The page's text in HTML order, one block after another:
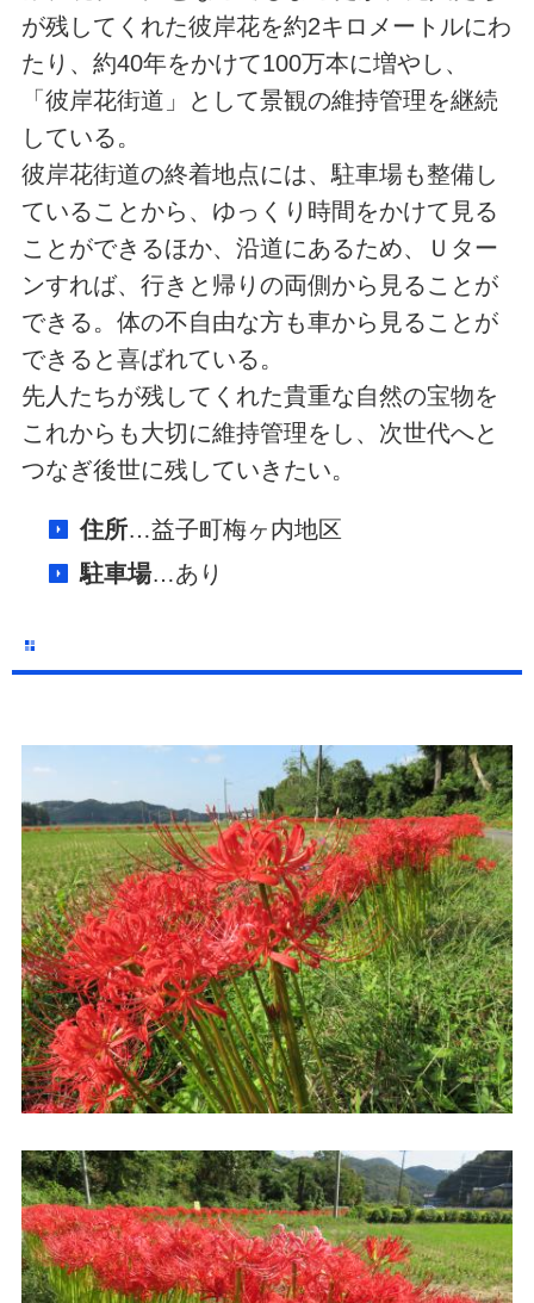
が残してくれた彼岸花を約2キロメートルにわ
たり、約40年をかけて100万本に増やし、
「彼岸花街道」として景観の維持管理を継続
している。
彼岸花街道の終着地点には、駐車場も整備し
ていることから、ゆっくり時間をかけて見る
ことができるほか、沿道にあるため、Ｕター
ンすれば、行きと帰りの両側から見ることが
できる。体の不自由な方も車から見ることが
できると喜ばれている。
先人たちが残してくれた貴重な自然の宝物を
これからも大切に維持管理をし、次世代へと
つなぎ後世に残していきたい。
住所…益子町梅ヶ内地区
駐車場…あり